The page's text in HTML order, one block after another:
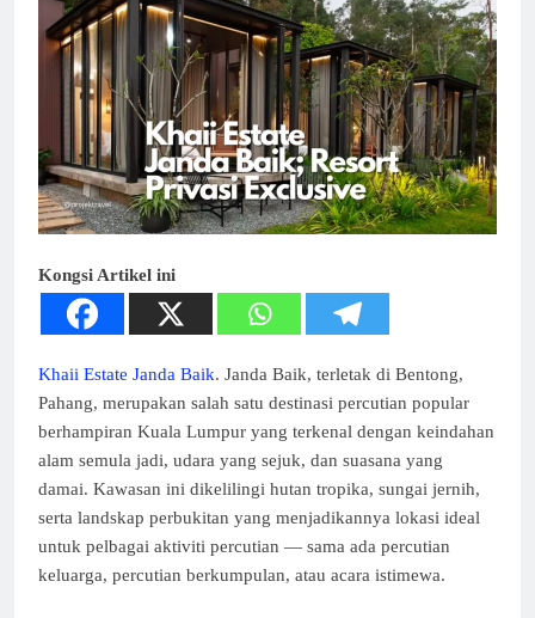
Kongsi Artikel ini
Khaii Estate Janda Baik. Janda Baik, terletak di Bentong,
Pahang, merupakan salah satu destinasi percutian popular
berhampiran Kuala Lumpur yang terkenal dengan keindahan
alam semula jadi, udara yang sejuk, dan suasana yang
damai. Kawasan ini dikelilingi hutan tropika, sungai jernih,
serta landskap perbukitan yang menjadikannya lokasi ideal
untuk pelbagai aktiviti percutian — sama ada percutian
keluarga, percutian berkumpulan, atau acara istimewa.